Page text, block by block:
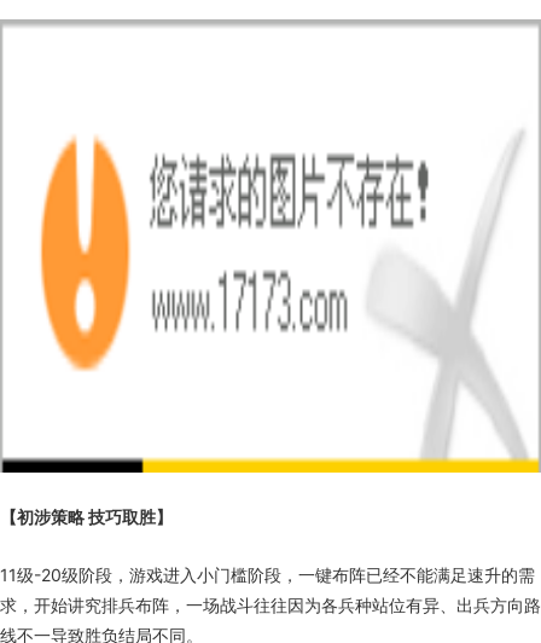
【初涉策略 技巧取胜】
11级-20级阶段，游戏进入小门槛阶段，一键布阵已经不能满足速升的需
求，开始讲究排兵布阵，一场战斗往往因为各兵种站位有异、出兵方向路
线不一导致胜负结局不同。